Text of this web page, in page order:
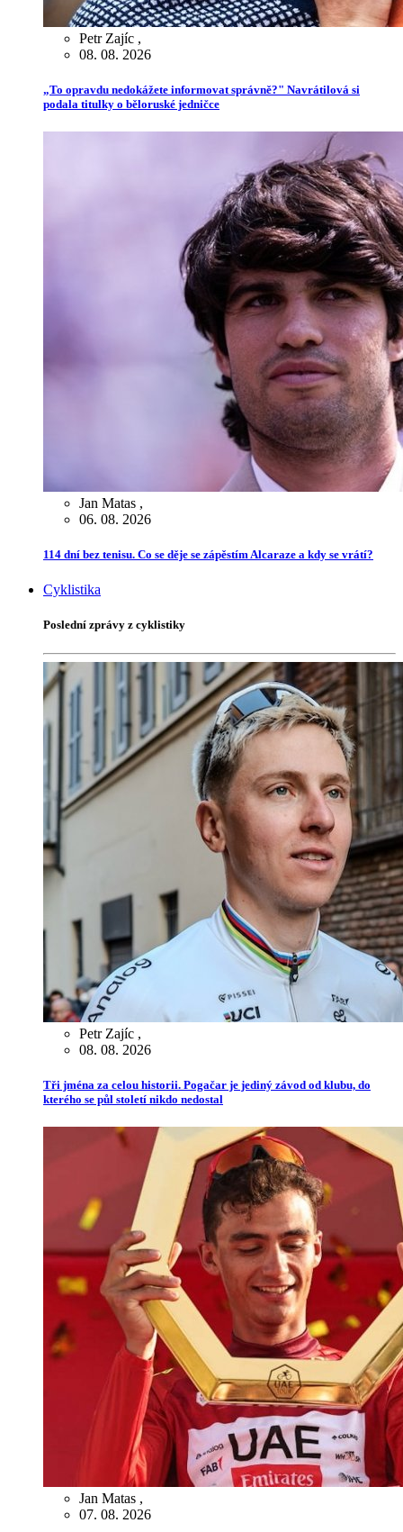
Petr Zajíc ,
08. 08. 2026
„To opravdu nedokážete informovat správně?" Navrátilová si
podala titulky o běloruské jedničce
Jan Matas ,
06. 08. 2026
114 dní bez tenisu. Co se děje se zápěstím Alcaraze a kdy se vrátí?
Cyklistika
Poslední zprávy z cyklistiky
Petr Zajíc ,
08. 08. 2026
Tři jména za celou historii. Pogačar je jediný závod od klubu, do
kterého se půl století nikdo nedostal
Jan Matas ,
07. 08. 2026